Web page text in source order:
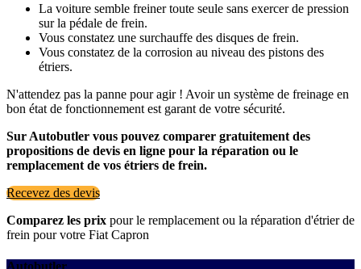
La voiture semble freiner toute seule sans exercer de pression
sur la pédale de frein.
Vous constatez une surchauffe des disques de frein.
Vous constatez de la corrosion au niveau des pistons des
étriers.
N'attendez pas la panne pour agir ! Avoir un système de freinage en
bon état de fonctionnement est garant de votre sécurité.
Sur Autobutler vous pouvez comparer gratuitement des
propositions de devis en ligne pour la réparation ou le
remplacement de vos étriers de frein.
Recevez des devis
Comparez les prix pour le remplacement ou la réparation d'étrier de
frein pour votre Fiat Capron
Autobutler